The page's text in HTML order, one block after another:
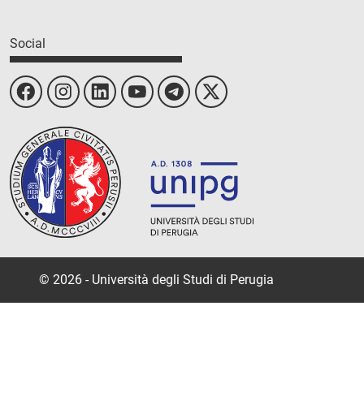
Social
© 2026 - Università degli Studi di Perugia